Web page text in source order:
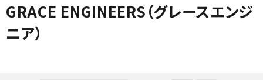
ACCOUNT MENU
ようこそ ゲスト 様
GRACE ENGINEERS（グレースエンジ
ニア）